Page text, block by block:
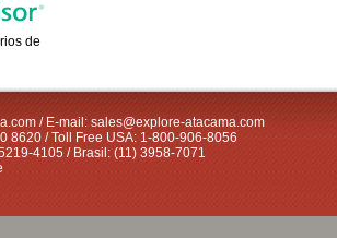
de
/ E-mail: sales@explore-atacama.com
8620 / Toll Free USA: 1-800-906-8056
4105 / Brasil: (11) 3958-7071